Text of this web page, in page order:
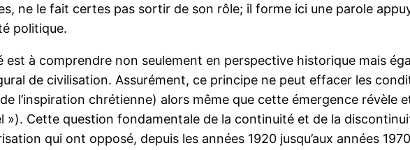
ne le fait certes pas sortir de son rôle; il forme ici une parole
politique.
est à comprendre non seulement en perspective historique mais
de civilisation. Assurément, ce principe ne peut effacer les
l’inspiration chrétienne) alors même que cette émergence
»). Cette question fondamentale de la continuité et de la
qui ont opposé, depuis les années 1920 jusqu’aux années